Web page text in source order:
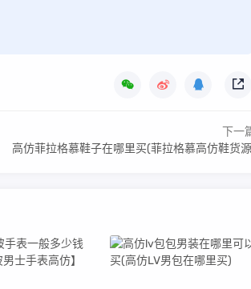
下一
高仿菲拉格慕鞋子在哪里买(菲拉格慕高仿鞋货